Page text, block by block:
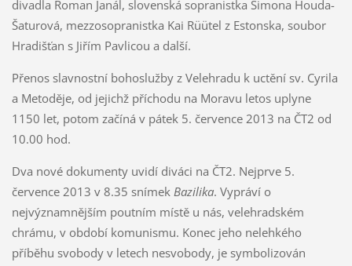
divadla Roman Janál, slovenská sopranistka Simona Houda-
Šaturová, mezzosopranistka Kai Rüütel z Estonska, soubor
Hradišťan s Jiřím Pavlicou a další.
Přenos slavnostní bohoslužby z Velehradu k uctění sv. Cyrila
a Metoděje, od jejichž příchodu na Moravu letos uplyne
1150 let, potom začíná v pátek 5. července 2013 na ČT2 od
10.00 hod.
Dva nové dokumenty uvidí diváci na ČT2. Nejprve 5.
července 2013 v 8.35 snímek Bazilika. Vypráví o
nejvýznamnějším poutním místě u nás, velehradském
chrámu, v období komunismu. Konec jeho nelehkého
příběhu svobody v letech nesvobody, je symbolizován